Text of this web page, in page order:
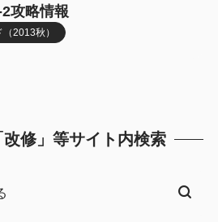
攻略情報
2013秋）
改修」等サイト内検索